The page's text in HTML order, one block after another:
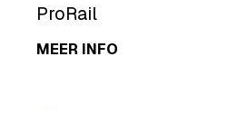
ProRail
MEER INFO